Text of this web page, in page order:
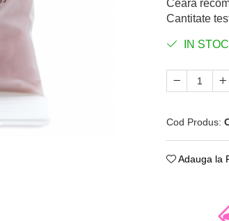
Ceara
Cantitate
IN STOC
Cod Produs:
Adauga la